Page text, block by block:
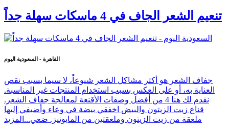
تنعيم الشعر الجاف في 4 ماسكات سهلة جداً
القاهرة - السعودية اليوم
جفاف الشعر هو أكثر مشاكل الشعر شيوعاً، لا سيما بسبب نقص
العناية به، أو على العكس بسبب استخدام المنتجات غير المناسبة.
نقدم لك هنا 4 من أفضل وصفات الأقنعة لمعالجة جفاف الشعر.
قناع زيت الزيتون والبيض اخفقي بيضة في وعاء وأضيفي إليها
ملعقة من زيت الزيتون وملعقتين من المايونيز. ضعي... المزيد